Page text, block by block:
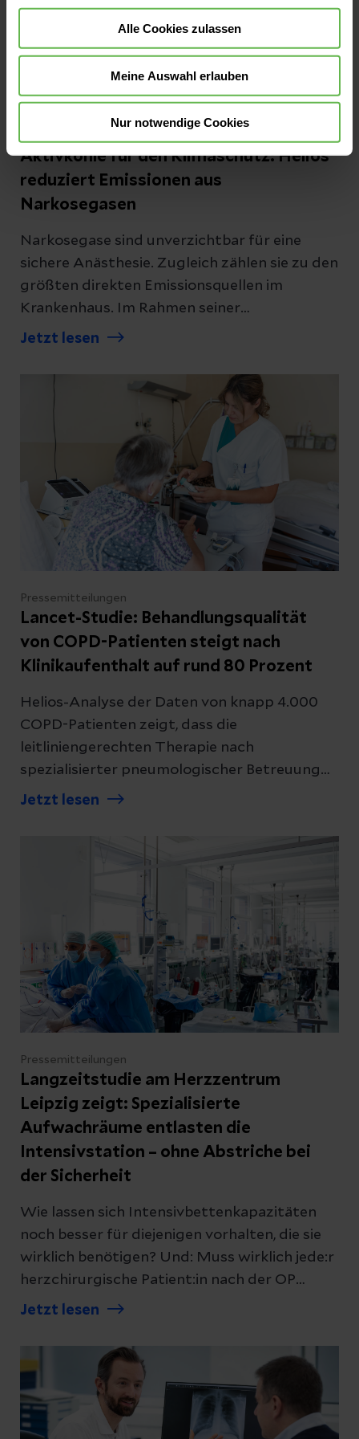
Alle Cookies zulassen
Meine Auswahl erlauben
Nur notwendige Cookies
Lungenkrebszentren in Berlin und Wiesbaden
setzen nun auf das innovative
roboterassistierte Bronchoskopie-System
Aktivkohle für den Klimaschutz: Helios
reduziert Emissionen aus
Narkosegasen
Narkosegase sind unverzichtbar für eine
sichere Anästhesie. Zugleich zählen sie zu den
größten direkten Emissionsquellen im
Krankenhaus. Im Rahmen seiner
Klimastrategie führt Helios seit 2023 in seinen
der Narkosegase in Aktivkohlefiltern
aufgefangen und dem Recycling zugeführt
werden, anstatt sie in die Außenluft
abzugeben. Ab Mitte 2026 wird Helios rund
600 Narkosegasgeräte in 36 Kliniken in ganz
Deutschland mit dieser Technologie
ausstatten. Diese Kliniken verursachten 2025
insgesamt 80 Prozent der CO2 Emissionen im
Bereich Narkosegase.
Jetzt lesen
Pressemitteilungen
Lancet-Studie: Behandlungsqualität
von COPD-Patienten steigt nach
Klinikaufenthalt auf rund 80 Prozent
Helios-Analyse der Daten von knapp 4.000
COPD-Patienten zeigt, dass die
leitliniengerechten Therapie nach
spezialisierter pneumologischer Betreuung
im Krankenhaus zunimmt.
Jetzt lesen
Pressemitteilungen
Langzeitstudie am Herzzentrum
Leipzig zeigt: Spezialisierte
Aufwachräume entlasten die
Intensivstation – ohne Abstriche bei
der Sicherheit
Wie lassen sich Intensivbettenkapazitäten
noch besser für diejenigen vorhalten, die sie
wirklich benötigen? Und: Muss wirklich jede:r
herzchirurgische Patient:in nach der OP
routinemäßig auf der Intensivstation betreut
am Herzzentrum Leipzig ein neues Projekt an
den Start. Das Enhanced Recovery After
Cardiac Surgery (ERACS) nutzt einen
spezialisierten Aufwachraum – die
Jetzt lesen